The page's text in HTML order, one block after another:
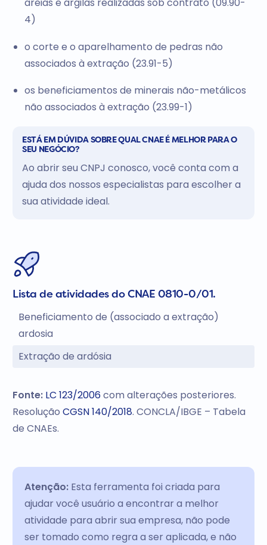
areias e argilas realizadas sob contrato (09.90-
4)
o corte e o aparelhamento de pedras não
associados à extração (23.91-5)
os beneficiamentos de minerais não-metálicos
não associados à extração (23.99-1)
ESTÁ EM DÚVIDA SOBRE QUAL CNAE É MELHOR PARA O
SEU NEGÓCIO?
Ao abrir seu CNPJ conosco, você conta com a
ajuda dos nossos especialistas para escolher a
sua atividade ideal.
Lista de atividades do CNAE 0810-0/01.
Beneficiamento de (associado a extração)
ardosia
Extração de ardósia
Fonte: LC 123/2006com alterações posteriores.
ResoluçãoCGSN 140/2018. CONCLA/IBGE – Tabela
de CNAEs.
Atenção:Esta ferramenta foi criada para
ajudar você usuário a encontrar a melhor
atividade para abrir sua empresa, não pode
ser tomado como regra a ser aplicada, e não